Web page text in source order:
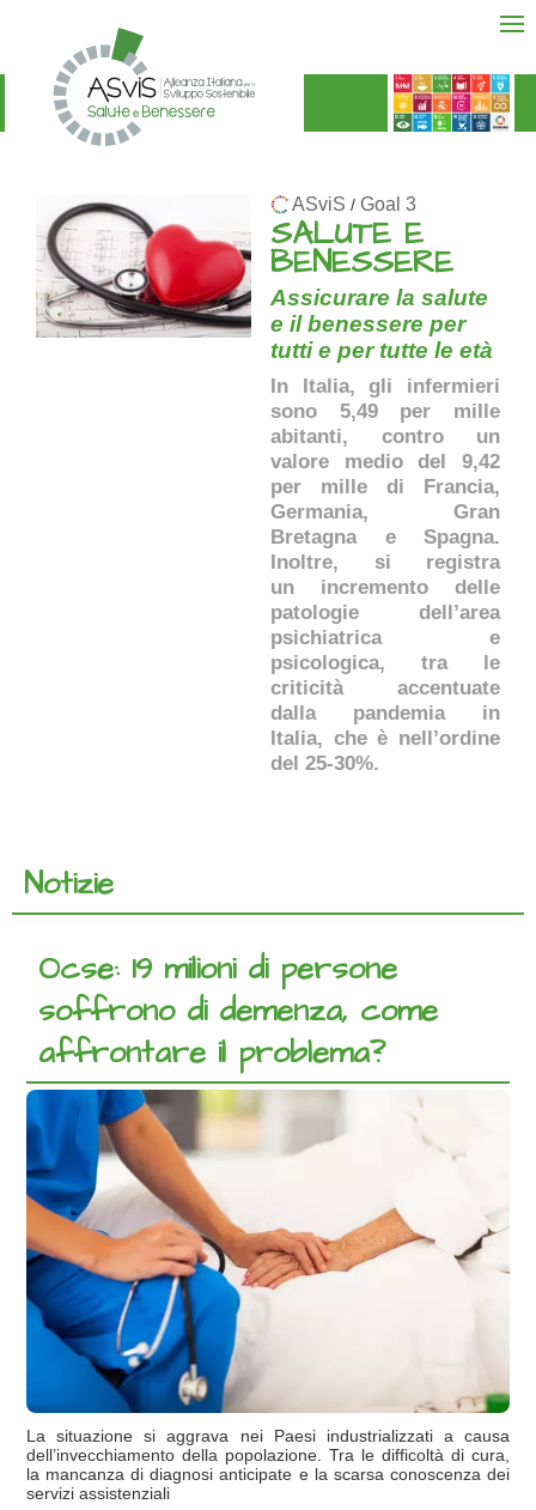
ASviS / Goal 3
SALUTE E
BENESSERE
Assicurare la salute
e il benessere per
tutti e per tutte le età
In Italia, gli infermieri
sono 5,49 per mille
abitanti, contro un
valore medio del 9,42
per mille di Francia,
Germania, Gran
Bretagna e Spagna.
Inoltre, si registra
un incremento delle
patologie dell’area
psichiatrica e
psicologica, tra le
criticità accentuate
dalla pandemia in
Italia, che è nell’ordine
del 25-30%.
Notizie
Ocse: 19 milioni di persone
soffrono di demenza, come
affrontare il problema?
La situazione si aggrava nei Paesi industrializzati a causa
dell’invecchiamento della popolazione. Tra le difficoltà di cura,
la mancanza di diagnosi anticipate e la scarsa conoscenza dei
servizi assistenziali